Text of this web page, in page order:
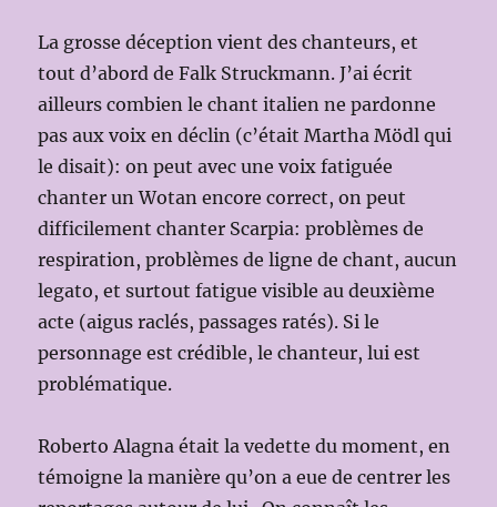
La grosse déception vient des chanteurs, et
tout d’abord de Falk Struckmann. J’ai écrit
ailleurs combien le chant italien ne pardonne
pas aux voix en déclin (c’était Martha Mödl qui
le disait): on peut avec une voix fatiguée
chanter un Wotan encore correct, on peut
difficilement chanter Scarpia: problèmes de
respiration, problèmes de ligne de chant, aucun
legato, et surtout fatigue visible au deuxième
acte (aigus raclés, passages ratés). Si le
personnage est crédible, le chanteur, lui est
problématique.
Roberto Alagna était la vedette du moment, en
témoigne la manière qu’on a eue de centrer les